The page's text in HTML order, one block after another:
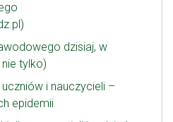
dzisiaj, w
tylko)
i nauczycieli –
epidemii